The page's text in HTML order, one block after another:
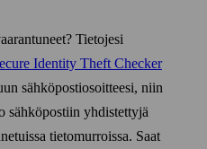
Tietojesi
Identity Theft Checker
sähkö­posti­osoitteesi, niin
sähkö­postiin yhdistettyjä
tieto­murroissa. Saat